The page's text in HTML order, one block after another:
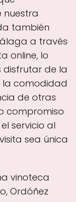
también
a través
online, lo
disfrutar de la
la comodidad
de otras
compromiso
servicio al
sea única
vinoteca
Ordóñez